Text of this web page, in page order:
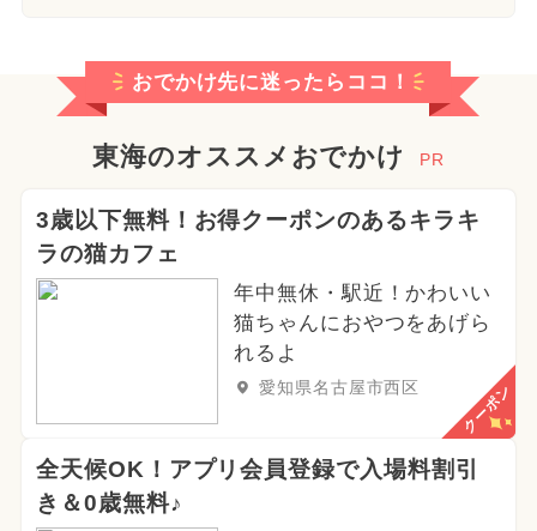
おでかけ先に迷ったらココ！
東海のオススメおでかけ PR
3歳以下無料！お得クーポンのあるキラキ
ラの猫カフェ
年中無休・駅近！かわいい
猫ちゃんにおやつをあげら
れるよ
愛知県名古屋市西区 クーポン
全天候OK！アプリ会員登録で入場料割引
き＆0歳無料♪